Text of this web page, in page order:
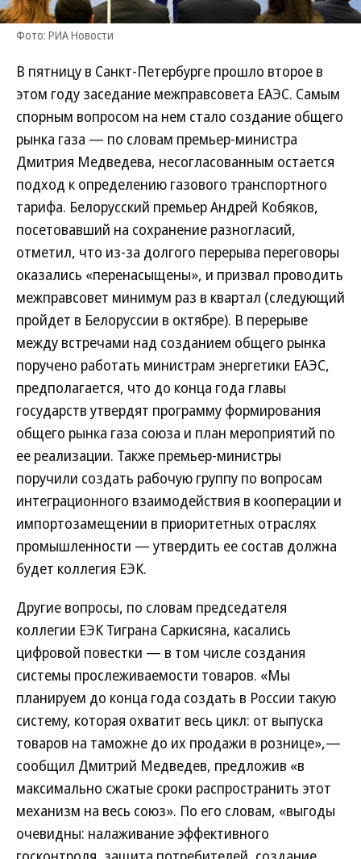
Фото: РИА Новости
В пятницу в Санкт-Петербурге прошло второе в
этом году заседание межправсовета ЕАЭС. Самым
спорным вопросом на нем стало создание общего
рынка газа — по словам премьер-министра
Дмитрия Медведева, несогласованным остается
подход к определению газового транспортного
тарифа. Белорусский премьер Андрей Кобяков,
посетовавший на сохранение разногласий,
отметил, что из-за долгого перерыва переговоры
оказались «перенасыщены», и призвал проводить
межправсовет минимум раз в квартал (следующий
пройдет в Белоруссии в октябре). В перерыве
между встречами над созданием общего рынка
поручено работать министрам энергетики ЕАЭС,
предполагается, что до конца года главы
государств утвердят программу формирования
общего рынка газа союза и план мероприятий по
ее реализации. Также премьер-министры
поручили создать рабочую группу по вопросам
интеграционного взаимодействия в кооперации и
импортозамещении в приоритетных отраслях
промышленности — утвердить ее состав должна
будет коллегия ЕЭК.
Другие вопросы, по словам председателя
коллегии ЕЭК Тиграна Саркисяна, касались
цифровой повестки — в том числе создания
системы прослеживаемости товаров. «Мы
планируем до конца года создать в России такую
систему, которая охватит весь цикл: от выпуска
товаров на таможне до их продажи в рознице»,—
сообщил Дмитрий Медведев, предложив «в
максимально сжатые сроки распространить этот
механизм на весь союз». По его словам, «выгоды
очевидны: налаживание эффективного